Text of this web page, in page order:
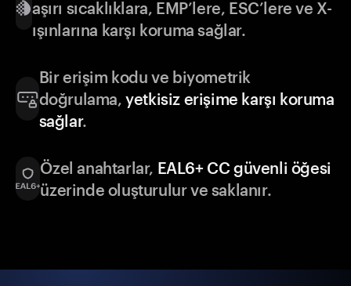
aşırı sıcaklıklara, EMP’lere, ESC’lere ve X-
ışınlarına karşı koruma sağlar.
Bir erişim kodu ve biyometrik
doğrulama,yetkisiz erişime karşı koruma
sağlar.
Özel anahtarlar, EAL6+ CC güvenli öğesi
üzerinde oluşturulur ve saklanır.